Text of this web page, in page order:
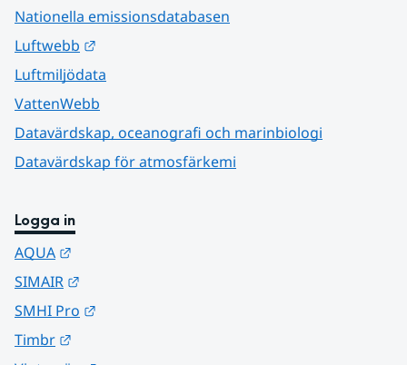
Nationella emissionsdatabasen
Luftwebb
Luftmiljödata
VattenWebb
Datavärdskap, oceanografi och marinbiologi
Datavärdskap för atmosfärkemi
Logga in
AQUA
SIMAIR
SMHI Pro
Timbr